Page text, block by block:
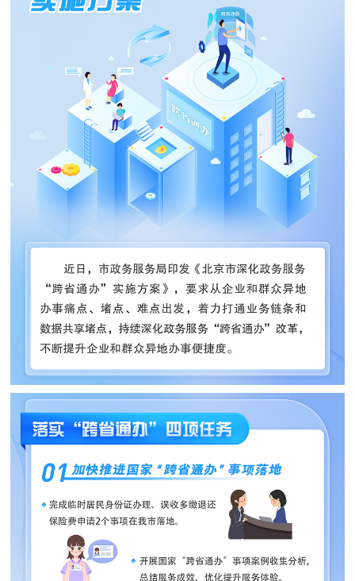
便民服务
中介服务 阳光政务
政民互动
12345网上接诉即办 我要咨询 我要建议
参与调查 在线访谈 图说互动
北京概况 十六区概览 人文北京
绿色北京 图说北京 视频北京
ENGLISH 한국어 日本語
DEUTSCH FRANÇAIS
PORTUGUÊS
ITALIANO